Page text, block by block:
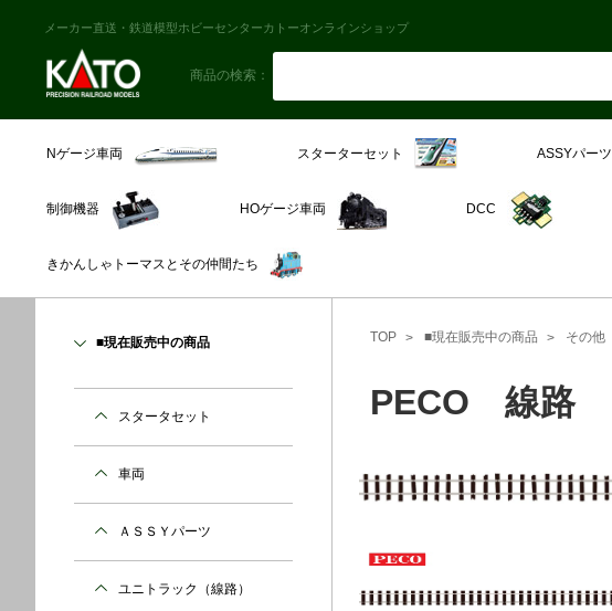
メーカー直送・鉄道模型ホビーセンターカトーオンラインショップ
商品の検索：
Nゲージ車両 スターターセット ASSYパーツ
制御機器 HOゲージ車両 DCC
きかんしゃトーマスとその仲間たち
TOP ■現在販売中の商品 その他
PECO 線路
■現在販売中の商品
スタータセット
車両
ＡＳＳＹパーツ
ユニトラック（線路）